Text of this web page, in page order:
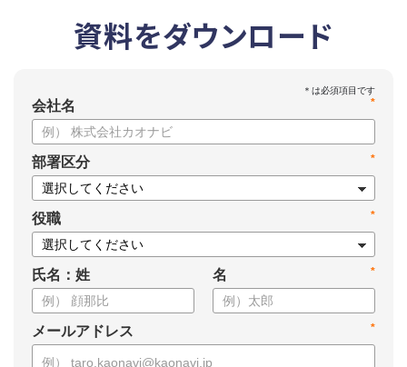
資料をダウンロード
*
会社名
*
部署区分
*
役職
氏名：姓 *
名
*
メールアドレス